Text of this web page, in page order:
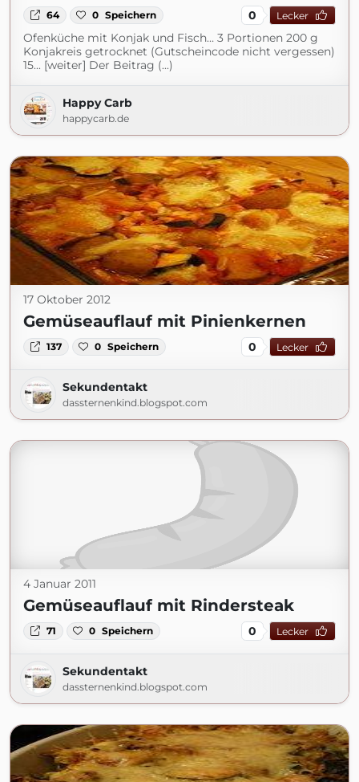
64 0 Speichern 0 Lecker
Ofenküche mit Konjak und Fisch… 3 Portionen 200 g
Konjakreis getrocknet (Gutscheincode nicht vergessen)
15... [weiter] Der Beitrag (...)
Happy Carb
happycarb.de
17 Oktober 2012
Gemüseauflauf mit Pinienkernen
137 0 Speichern 0 Lecker
Sekundentakt
dassternenkind.blogspot.com
4 Januar 2011
Gemüseauflauf mit Rindersteak
71 0 Speichern 0 Lecker
Sekundentakt
dassternenkind.blogspot.com